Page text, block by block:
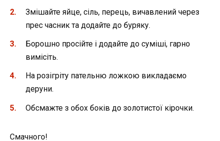
Змішайте яйце, сіль, перець, вичавлений через
прес часник та додайте до буряку.
Борошно просійте і додайте до суміші, гарно
вимісіть.
На розігріту пательню ложкою викладаємо
деруни.
Обсмажте з обох боків до золотистої кірочки.
Смачного!